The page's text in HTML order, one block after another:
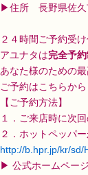
▶住所 長野県佐久
２４時間ご予約受
アユナタは完全予約
あなた様のための
ご予約はこちらか
【ご予約方法】
１．ご来店時に次
２．ホットペッパ
http://b.hpr.jp/kr/sd/
▶ 公式ホームペー